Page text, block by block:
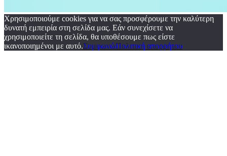
Χρησιμοποιούμε cookies για να σας προσφέρουμε την καλύτερη
δυνατή εμπειρία στη σελίδα μας. Εάν συνεχίσετε να
χρησιμοποιείτε τη σελίδα, θα υποθέσουμε πως είστε
ικανοποιημένοι με αυτό.ΣυμφωνώΠολιτική απορρήτου